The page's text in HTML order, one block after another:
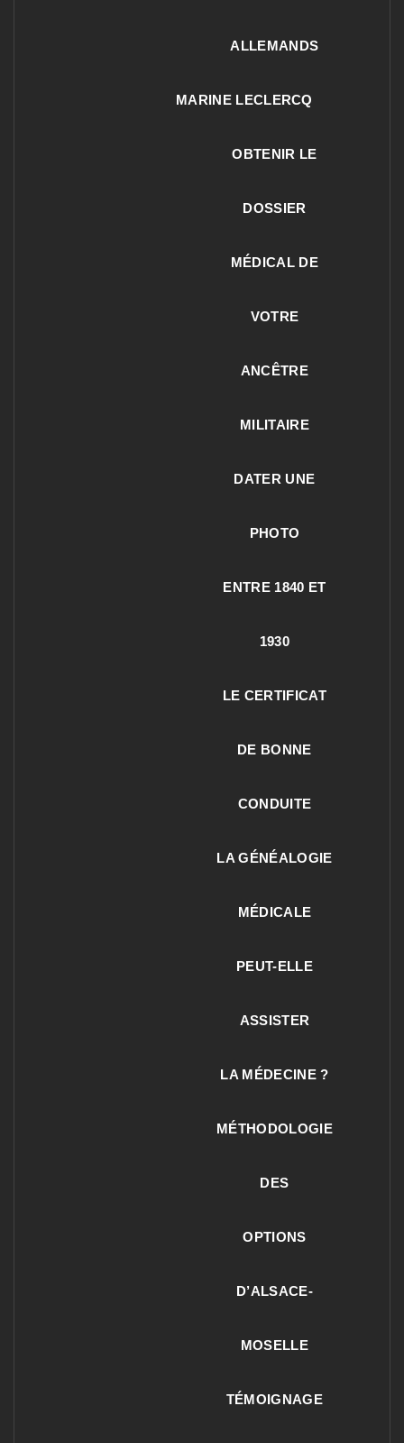
ALLEMANDS
MARINE LECLERCQ
OBTENIR LE
DOSSIER
MÉDICAL DE
VOTRE
ANCÊTRE
MILITAIRE
DATER UNE
PHOTO
ENTRE 1840 ET
1930
LE CERTIFICAT
DE BONNE
CONDUITE
LA GÉNÉALOGIE
MÉDICALE
PEUT-ELLE
ASSISTER
LA MÉDECINE ?
MÉTHODOLOGIE
DES
OPTIONS
D’ALSACE-
MOSELLE
TÉMOIGNAGE